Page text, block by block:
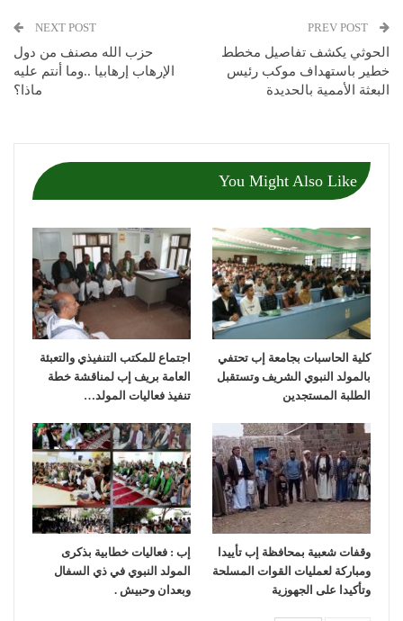
الحوثي يكشف تفاصيل مخطط
خطير باستهداف موكب رئيس
البعثة الأممية بالحديدة
NEXT POST
حزب الله مصنف من دول
الإرهاب إرهابيا ..وما أنتم عليه
ماذا؟
You Might Also Like
كلية الحاسبات بجامعة إب تحتفي
بالمولد النبوي الشريف وتستقبل
الطلبة المستجدين
اجتماع للمكتب التنفيذي والتعبئة
العامة بريف إب لمناقشة خطة
تنفيذ فعاليات المولد…
وقفات شعبية بمحافظة إب تأييدا
ومباركة لعمليات القوات المسلحة
وتأكيدا على الجهوزية
إب : فعاليات خطابية بذكرى
المولد النبوي في ذي السفال
وبعدان وحبيش .